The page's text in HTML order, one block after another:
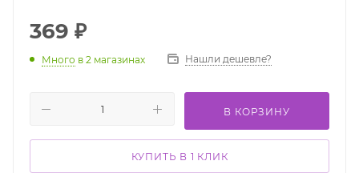
369 ₽
Много в 2 магазинах Нашли дешевле?
В КОРЗИНУ
КУПИТЬ В 1 КЛИК